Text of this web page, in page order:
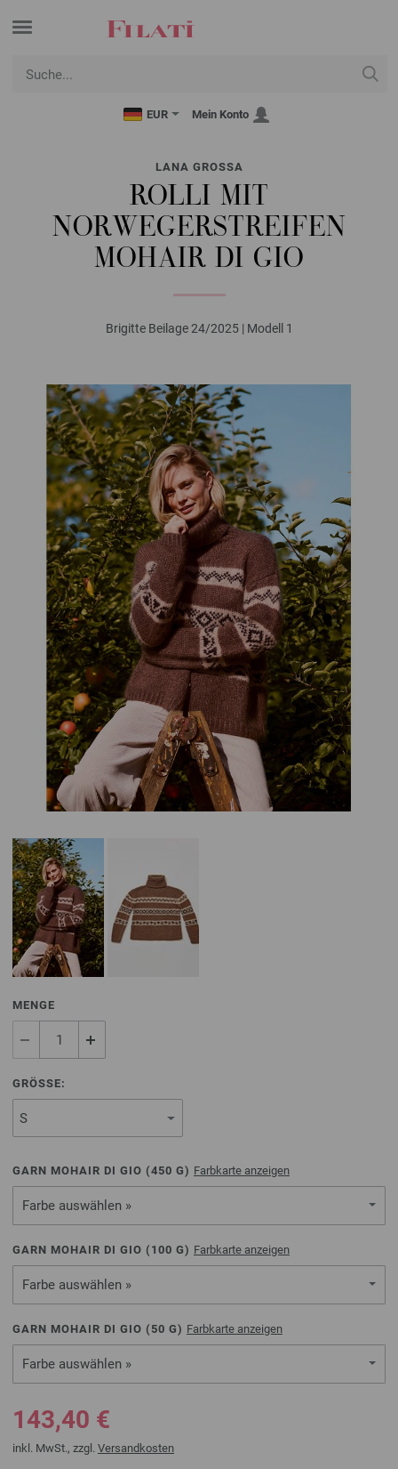
EUR Mein Konto
LANA GROSSA
ROLLI MIT
NORWEGERSTREIFEN
MOHAIR DI GIO
Brigitte Beilage 24/2025 | Modell 1
MENGE
GRÖSSE:
GARN MOHAIR DI GIO (450 G) Farbkarte anzeigen
Farbe auswählen »
GARN MOHAIR DI GIO ( 100 G) Farbkarte anzeigen
Farbe auswählen »
GARN MOHAIR DI GIO ( 50 G) Farbkarte anzeigen
Farbe auswählen »
143,40 €
inkl. MwSt., zzgl. Versandkosten